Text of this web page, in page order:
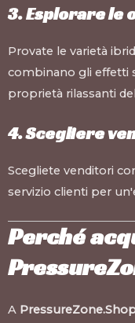
3. Esplorare le
Provate le varietà
combinano gli effetti
proprietà rilassanti
4. Scegliere
Scegliete venditori
servizio clienti per
Perché
A